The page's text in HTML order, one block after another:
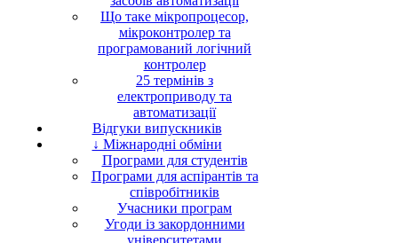
Що таке мікропроцесор,
мікроконтролер та
програмований логічний
контролер
25 термінів з
електроприводу та
автоматизації
Відгуки випускників
↓ Міжнародні обміни
Програми для студентів
Програми для аспірантів та
співробітників
Учасники програм
Угоди із закордонними